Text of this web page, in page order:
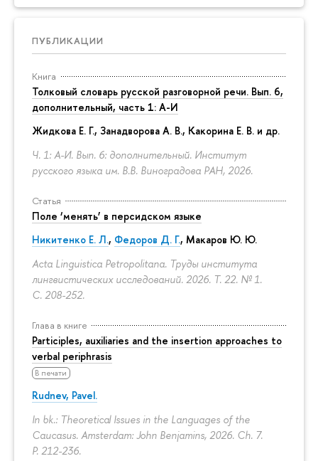
ПУБЛИКАЦИИ
Книга
Толковый словарь русской разговорной речи. Вып. 6,
дополнительный, часть 1: А-И
Жидкова Е. Г., Занадворова А. В., Какорина Е. В. и др.
Ч. 1: А-И. Вып. 6: дополнительный. Институт
русского языка им. В.В. Виноградова РАН, 2026.
Статья
Поле ‘менять’ в персидском языке
Никитенко Е. Л., Федоров Д. Г., Макаров Ю. Ю.
Acta Linguistica Petropolitana. Труды института
лингвистических исследований. 2026. Т. 22. № 1.
С. 208-252.
Глава в книге
Participles, auxiliaries and the insertion approaches to
verbal periphrasis
В печати
Rudnev, Pavel.
In bk.: Theoretical Issues in the Languages of the
Caucasus. Amsterdam: John Benjamins, 2026. Ch. 7.
P. 212-236.